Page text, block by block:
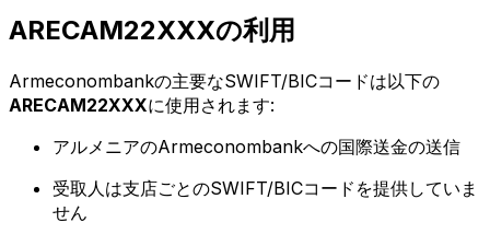
ARECAM22XXXの利用
Armeconombankの主要なSWIFT/BICコードは以下の
ARECAM22XXXに使用されます:
アルメニアのArmeconombankへの国際送金の送信
受取人は支店ごとのSWIFT/BICコードを提供していま
せん